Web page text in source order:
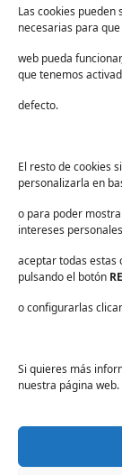
Las cookies pueden
necesarias para
web pueda
que tenemos
defecto.
El resto de cookies
personalizarla en
o para poder
intereses
aceptar todas estas
pulsando el botón
o configurarlas
Si quieres más
nuestra página web.
Educación
Centros
Servicios
Industria
Suscríbete
Correo
electrónico*
sector *
He leído y